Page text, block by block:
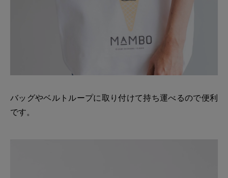
バッグやベルトループに取り付けて持ち運べるので便利
です。